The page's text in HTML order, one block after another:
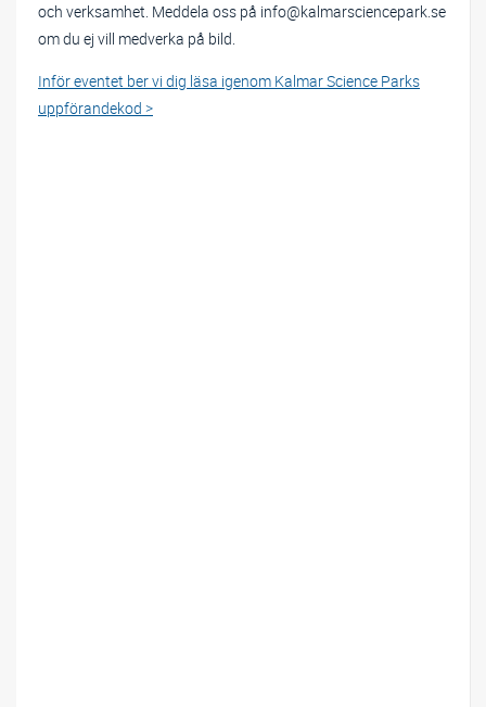
och verksamhet. Meddela oss på info@kalmarsciencepark.se
om du ej vill medverka på bild.
Inför eventet ber vi dig läsa igenom Kalmar Science Parks
uppförandekod >